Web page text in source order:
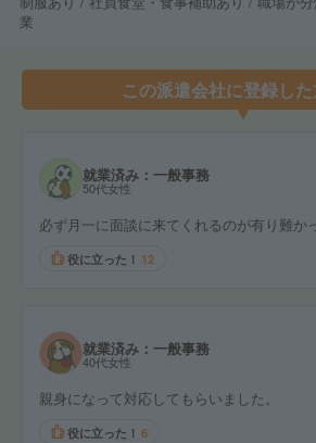
業
この派遣会社に登録し
就業済み：一般事務
50代女性
必ず月一に面談に来てくれるのが有り難か
役に立った！ 12
就業済み：一般事務
40代女性
親身になって対応してもらいました。
役に立った！ 6